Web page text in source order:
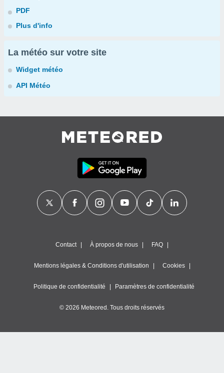
PDF
Plus d'info
La météo sur votre site
Widget météo
API Météo
Contact À propos de nous FAQ
Mentions légales & Conditions d'utilisation Cookies
Politique de confidentialité Paramètres de confidentialité
© 2026 Meteored. Tous droits réservés